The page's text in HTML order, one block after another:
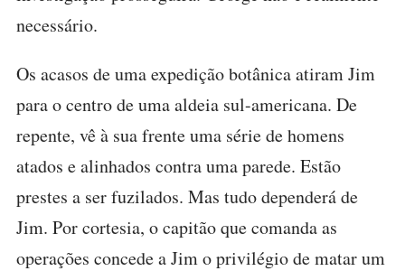
necessário.
Os acasos de uma expedição botânica atiram Jim
para o centro de uma aldeia sul-americana. De
repente, vê à sua frente uma série de homens
atados e alinhados contra uma parede. Estão
prestes a ser fuzilados. Mas tudo dependerá de
Jim. Por cortesia, o capitão que comanda as
operações concede a Jim o privilégio de matar um